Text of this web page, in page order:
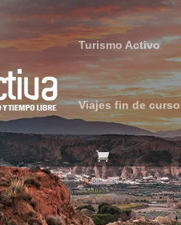
Turismo Activo
Viajes fin de curso